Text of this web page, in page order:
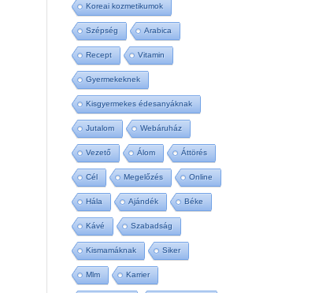
Koreai kozmetikumok
Szépség Arabica
Recept Vitamin
Gyermekeknek
Kisgyermekes édesanyáknak
Jutalom Webáruház
Vezető Álom Áttörés
Cél Megelőzés Online
Hála Ajándék Béke
Kávé Szabadság
Kismamáknak Siker
Mlm Karrier